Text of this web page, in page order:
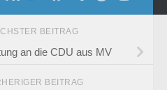
BEITRAG
an die CDU aus MV
BEITRAG